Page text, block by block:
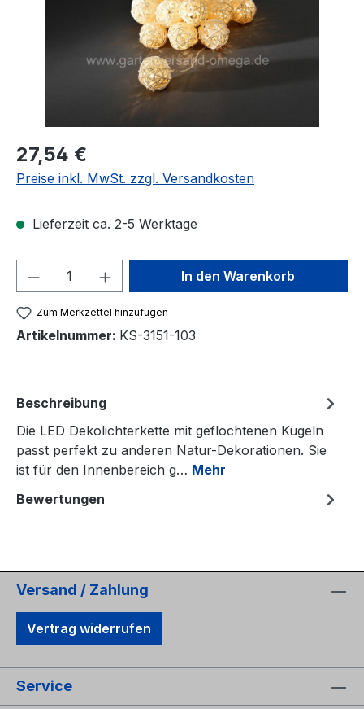
Regulärer Preis:
27,54 €
Preise inkl. MwSt. zzgl. Versandkosten
Lieferzeit ca. 2-5 Werktage
Produkt Anzahl: Gib denIn den Warenkorb
Zum Merkzettel hinzufügen
Artikelnummer: KS-3151-103
Beschreibung
Die LED Dekolichterkette mit geflochtenen Kugeln
passt perfekt zu anderen Natur-Dekorationen. Sie
ist für den Innenbereich g… Mehr
Bewertungen
Versand / Zahlung
Vertrag widerrufen
Service